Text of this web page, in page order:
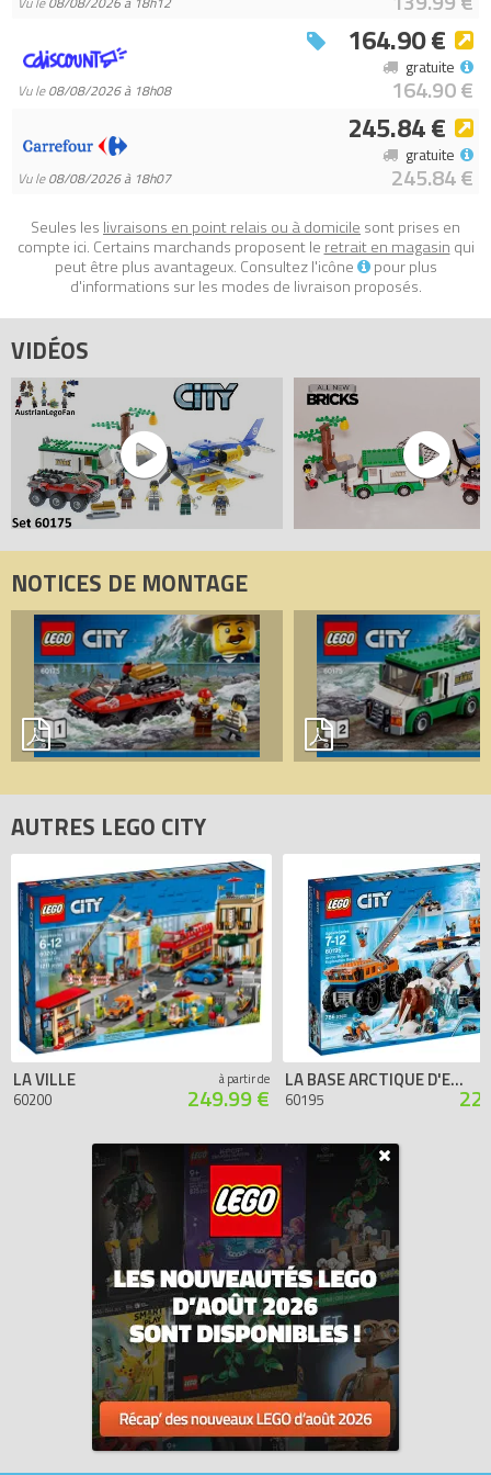
- L’arbre qui tombe mesure environ 9 cm de haut, 11 cm de large
et 5 cm de profondeur.
LEGO City 60175 Le braquage par la rivière
(Mountain River Heist)
sur Avenue de la brique, comparateur de
prix 100% LEGO.
Vu le08/08/2026 à 18h08
164.90 €
164.90 €
gratuite
Vu le08/08/2026 à 18h07
245.84 €
245.84 €
gratuite
Seules les livraisons en point relais ou à domicile sont prises en
compte ici. Certains marchands proposent le retrait en magasin qui
peut être plus avantageux. Consultez l'icône
pour plus
d'informations sur les modes de livraison proposés.
VIDÉOS
NOTICES DE MONTAGE
AUTRES LEGO CITY
LA VILLE
60200
à partir de
249.99 €
LA BASE ARCTIQUE D'EXPLORATION MOBILE
60195